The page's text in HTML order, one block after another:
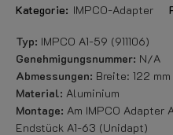
Kategorie: IMPCO-Adapter
Typ: IMPCO A1-59 (911106)
Genehmigungsnummer: N/A
Abmessungen: Breite: 122
Material: Aluminium
Montage: Am IMPCO Adapter
Endstück A1-63 (Unidapt)